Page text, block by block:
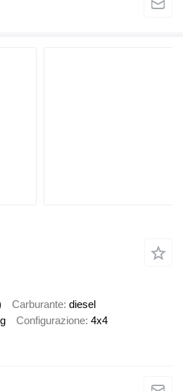
Carburante diesel
Configurazione 4x4